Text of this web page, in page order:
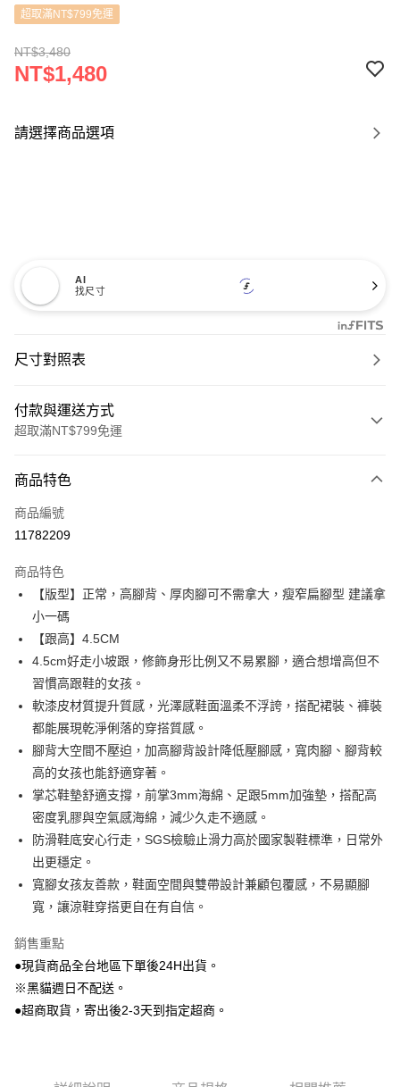
超取滿NT$799免運
NT$3,480
NT$1,480
請選擇商品選項
AI
找尺寸
尺寸對照表
付款與運送方式
超取滿NT$799免運
信用卡一次付款
超商取貨付款
Apple Pay
街口支付
Google Pay
大哥付你分期
相關說明
【大哥付你分期使用說明】
1.本服務由台灣大哥大提供，台灣大哥大用戶可立即使用無須另外申請。
流程，驗證手機門號後，選擇欲分期的期數、繳款截止日，確認付款後即完
成交易。
3.實際核准額度、可分期數及費用金額請依後續交易確認頁面所載為準。
4.訂單成立30分鐘內，如未前往確認交易或遇審核未通過，訂單將自動取
消。如遇「轉專審核」未通過狀況，表示未達大哥付你分期系統評分，恕無
法說明評估內容。
【繳款方式說明】
1.分期款項不併入電信帳單，「大哥付你分期」於每月結算日後寄送繳費提
醒簡訊。
帳／街口支付／iPASS MONEY」等通路繳費。
【注意事項】
1.本服務係由「台灣大哥大股份有限公司」（以下簡稱本公司）所提供，讓
用戶於交易時，得透過本服務購買商品或服務，並由商店將買賣／分期付款
買賣價金債權讓與本公司後，依約使用本公司帳單繳交帳款。
3.完整用戶服務條款，請詳閱以下連結：https://oppay.tw/userRule
AFTEE先享後付
相關說明
【關於「AFTEE先享後付」】
AFTEE先享後付是「在收到商品之後才付款」的支付方式。 讓您購物簡單
便利好安心！
１．簡單：不需註冊會員、不需綁卡、不需儲值。
３．安心：先確認商品／服務後，再付款。
【「AFTEE先享後付」結帳流程】
１．於結帳方式選擇「AFTEE先享後付」後，將跳轉至「AFTEE先享後付」
２．訂單成立數日內，您將收到繳費通知簡訊。
３．收到繳費通知簡訊後14天內，點擊此簡訊中的連結，可透過四大超商／
ATM／網路銀行／等多元方式進行付款，方視為交易完成。
※ 請注意：結帳手續完成當下不需立刻繳費，但若您需要取消訂單，請聯絡
購買商品的店家。未經商家同意取消之訂單仍視為有效，需透過AFTEE先享
ATM付款
貨到付款
運送方式
全家付款取貨
付款後全家取貨
每筆NT$80，滿NT$799(含以上)免運費
7-11付款取貨
商品特色
商品編號
11782209
商品特色
【版型】正常，高腳背、厚肉腳可不需拿大，瘦窄扁腳型 建議拿
小一碼
【跟高】4.5CM
4.5cm好走小坡跟，修飾身形比例又不易累腳，適合想增高但不
習慣高跟鞋的女孩。
軟漆皮材質提升質感，光澤感鞋面溫柔不浮誇，搭配裙裝、褲裝
都能展現乾淨俐落的穿搭質感。
腳背大空間不壓迫，加高腳背設計降低壓腳感，寬肉腳、腳背較
高的女孩也能舒適穿著。
掌芯鞋墊舒適支撐，前掌3mm海綿、足跟5mm加強墊，搭配高
密度乳膠與空氣感海綿，減少久走不適感。
防滑鞋底安心行走，SGS檢驗止滑力高於國家製鞋標準，日常外
出更穩定。
寬腳女孩友善款，鞋面空間與雙帶設計兼顧包覆感，不易顯腳
寬，讓涼鞋穿搭更自在有自信。
銷售重點
●現貨商品全台地區下單後24H出貨。
※黑貓週日不配送。
●超商取貨，寄出後2-3天到指定超商。